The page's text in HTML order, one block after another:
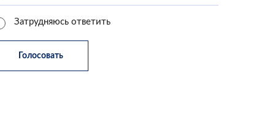
Затрудняюсь ответить